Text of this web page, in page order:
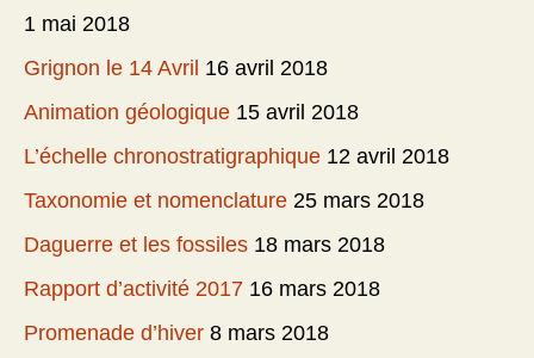
1 mai 2018
Grignon le 14 Avril 16 avril 2018
Animation géologique 15 avril 2018
L’échelle chronostratigraphique 12 avril 2018
Taxonomie et nomenclature 25 mars 2018
Daguerre et les fossiles 18 mars 2018
Rapport d’activité 2017 16 mars 2018
Promenade d’hiver 8 mars 2018